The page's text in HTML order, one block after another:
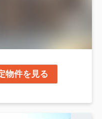
物件を見る